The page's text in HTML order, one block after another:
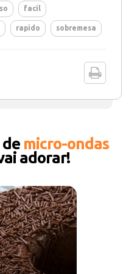
facil
rapido sobremesa
micro-ondas
adorar!